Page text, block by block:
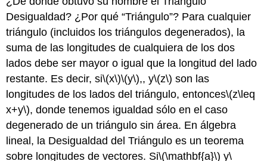
Desigualdad? ¿Por qué “Triángulo”? Para cualquier
triángulo (incluidos los triángulos degenerados), la
suma de las longitudes de cualquiera de los dos
lados debe ser mayor o igual que la longitud del lado
restante. Es decir, si\(x\)\(y\),, y\(z\) son las
longitudes de los lados del triángulo, entonces\(z\leq
x+y\), donde tenemos igualdad sólo en el caso
degenerado de un triángulo sin área. En álgebra
lineal, la Desigualdad del Triángulo es un teorema
sobre longitudes de vectores. Si\(\mathbf{a}\) y\